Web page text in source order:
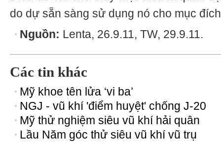
do dự sẵn sàng sử dụng nó cho mục
Nguồn: Lenta, 26.9.11, TW, 29.9.11.
Các tin khác
Mỹ khoe tên lửa ‘vi ba’
NGJ - vũ khí 'điểm huyệt' chống J-20
Mỹ thử nghiệm siêu vũ khí hải quân
Lầu Năm góc thử siêu vũ khí vũ trụ